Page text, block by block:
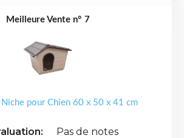
7
pour Chien 60 x 50 x 41 cm
Pas de notes